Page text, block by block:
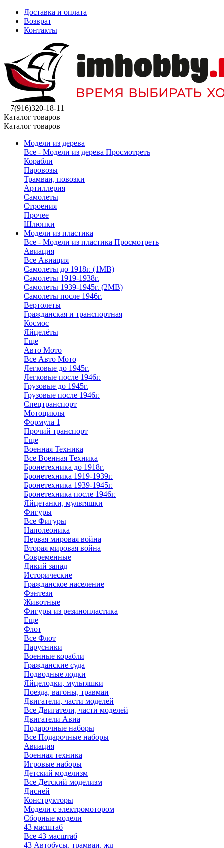
Доставка и оплата
Возврат
Контакты
+7(916)320-18-11
Каталог товаров
Каталог товаров
Модели из дерева
Все - Модели из дерева Просмотреть
Корабли
Паровозы
Трамваи, повозки
Артиллерия
Самолеты
Строения
Прочее
Шлюпки
Модели из пластика
Все - Модели из пластика Просмотреть
Авиация
Все Авиация
Самолеты до 1918г. (1МВ)
Самолеты 1919-1938г.
Самолеты 1939-1945г. (2МВ)
Самолеты после 1946г.
Вертолеты
Гражданская и транспортная
Космос
Яйцелёты
Еще
Авто Мото
Все Авто Мото
Легковые до 1945г.
Легковые после 1946г.
Грузовые до 1945г.
Грузовые после 1946г.
Спецтранспорт
Мотоциклы
Формула 1
Прочий транспорт
Еще
Военная Техника
Все Военная Техника
Бронетехника до 1918г.
Бронетехника 1919-1939г.
Бронетехника 1939-1945г.
Бронетехника после 1946г.
Яйцетанки, мультяшки
Фигуры
Все Фигуры
Наполеоника
Первая мировая война
Вторая мировая война
Современные
Дикий запад
Исторические
Гражданское население
Фэнтези
Животные
Фигуры из резинопластика
Еще
Флот
Все Флот
Парусники
Военные корабли
Гражданские суда
Подводные лодки
Яйцелодки, мультяшки
Поезда, вагоны, травмаи
Двигатели, части моделей
Все Двигатели, части моделей
Двигатели Авиа
Подарочные наборы
Все Подарочные наборы
Авиация
Военная техника
Игровые наборы
Детский моделизм
Все Детский моделизм
Дисней
Конструкторы
Модели с электромотором
Сборные модели
43 масштаб
Все 43 масштаб
43 Автобусы, трамваи, жд